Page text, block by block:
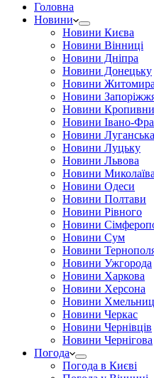
Головна
Новини
Новини Києва
Новини Вінниці
Новини Дніпра
Новини Донецьку
Новини Житомира
Новини
Новини
Новини Івано-
Новини Луганська
Новини Луцьку
Новини Львова
Новини Миколаїва
Новини Одеси
Новини Полтави
Новини Рівного
Новини
Новини Сум
Новини
Новини Ужгорода
Новини Харкова
Новини Херсона
Новини
Новини Черкас
Новини Чернівців
Новини Чернігова
Погода
Погода в Києві